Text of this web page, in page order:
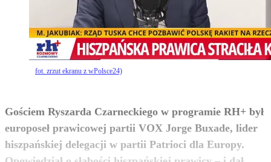
fot. zrzut ekranu z wPolsce24)
Gościem Ryszarda Czarneckiego w programie RH+ był
europoseł prawicowej partii VOX Jorge Buxade, lider
hiszpańskiej delegacji w partii Patrioci dla Europy.